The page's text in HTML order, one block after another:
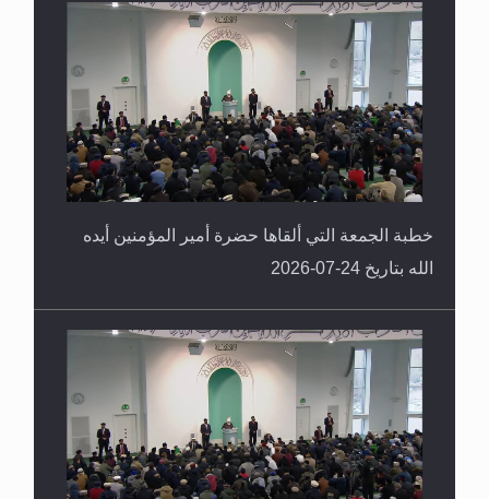
خطبة الجمعة التي ألقاها حضرة أمير المؤمنين أيده